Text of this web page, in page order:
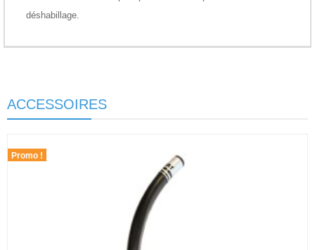
déshabillage.
ACCESSOIRES
Promo !